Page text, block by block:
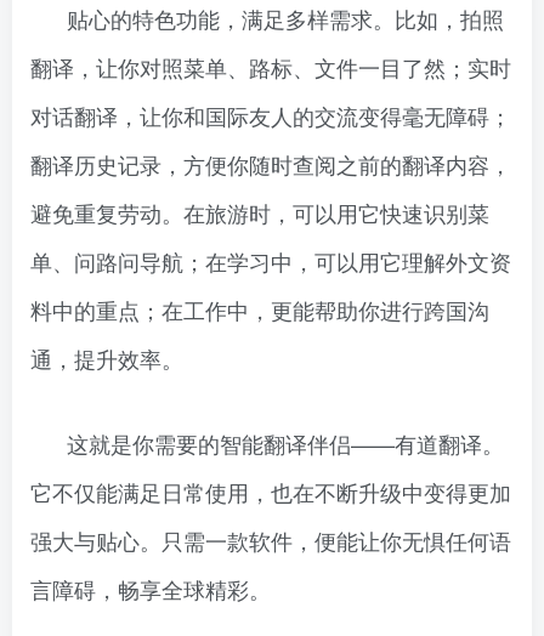
贴心的特色功能，满足多样需求。比如，拍照
翻译，让你对照菜单、路标、文件一目了然；实时
对话翻译，让你和国际友人的交流变得毫无障碍；
翻译历史记录，方便你随时查阅之前的翻译内容，
避免重复劳动。在旅游时，可以用它快速识别菜
单、问路问导航；在学习中，可以用它理解外文资
料中的重点；在工作中，更能帮助你进行跨国沟
通，提升效率。
这就是你需要的智能翻译伴侣——有道翻译。
它不仅能满足日常使用，也在不断升级中变得更加
强大与贴心。只需一款软件，便能让你无惧任何语
言障碍，畅享全球精彩。